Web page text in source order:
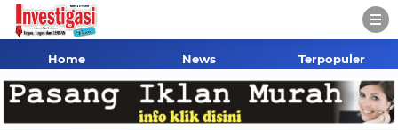
Home News Terpopuler